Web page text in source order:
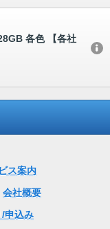
各色 【各社
ス案内
会社概要
/申込み